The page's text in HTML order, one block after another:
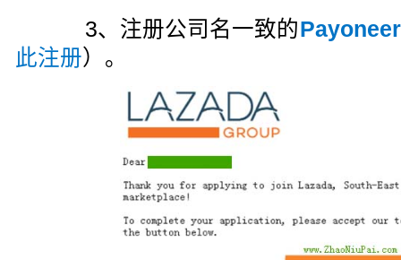
3、注册公司名一致的Payoneer
此注册）。